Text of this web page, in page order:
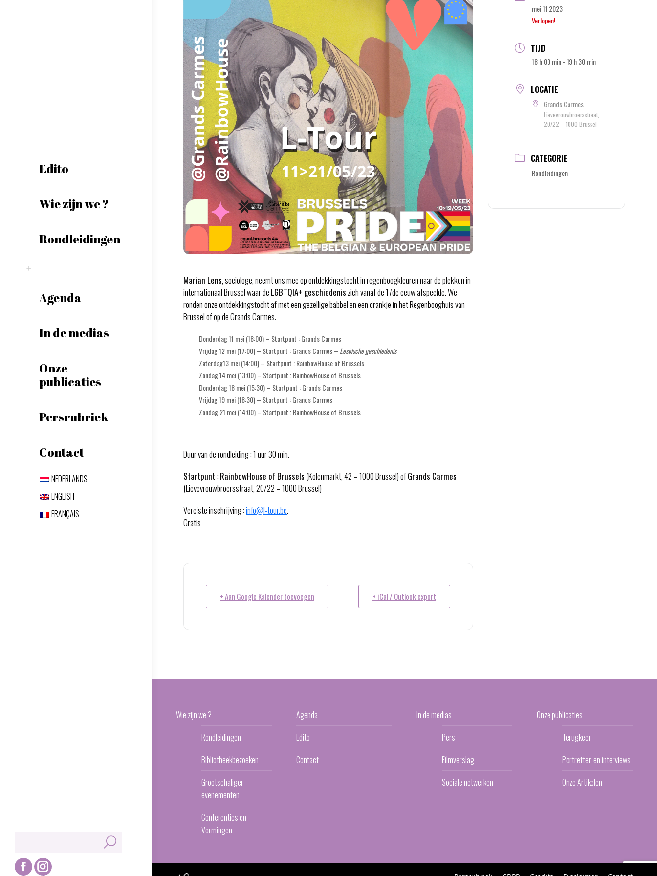
Edito
Wie zijn we ?
Rondleidingen
Agenda
In de medias
Onze
publicaties
Persrubriek
Contact
NEDERLANDS
ENGLISH
FRANÇAIS
Marian Lens, sociologe, neemt ons mee op ontdekkingstocht in regenboogkleuren naar de plekken in
internationaal Brussel waar de LGBTQIA+ geschiedenis zich vanaf de 17de eeuw afspeelde. We
ronden onze ontdekkingstocht af met een gezellige babbel en een drankje in het Regenbooghuis van
Brussel of op de Grands Carmes.
Donderdag 11 mei (18:00) – Startpunt : Grands Carmes
Vrijdag 12 mei (17:00) – Startpunt : Grands Carmes – Lesbische geschiedenis
Zaterdag13 mei (14:00) – Startpunt : RainbowHouse of Brussels
Zondag 14 mei (13:00) – Startpunt : RainbowHouse of Brussels
Donderdag 18 mei (15:30) – Startpunt : Grands Carmes
Vrijdag 19 mei (18:30) – Startpunt : Grands Carmes
Zondag 21 mei (14:00) – Startpunt : RainbowHouse of Brussels
Duur van de rondleiding : 1 uur 30 min.
Startpunt : RainbowHouse of Brussels (Kolenmarkt, 42 – 1000 Brussel) ofGrands Carmes
(Lievevrouwbroersstraat, 20/22 – 1000 Brussel)
Vereiste inschrijving :info@l-tour.be.
Gratis
+ Aan Google Kalender toevoegen + iCal / Outlook export
mei 11 2023
Verlopen!
TIJD
18 h 00 min - 19 h 30 min
LOCATIE
Grands Carmes
Lievevrouwbroersstraat,
20/22 – 1000 Brussel
CATEGORIE
Rondleidingen
Wie zijn we ?
Rondleidingen
Bibliotheekbezoeken
Grootschaliger
evenementen
Conferenties en
Vormingen
Agenda
Edito
Contact
In de medias
Pers
Filmverslag
Sociale netwerken
Onze publicaties
Terugkeer
Portretten en interviews
Onze Artikelen